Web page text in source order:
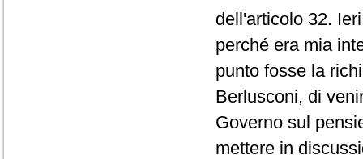
dell'articolo 32.
perché era mia
punto fosse la
Berlusconi, di
Governo sul
mettere in